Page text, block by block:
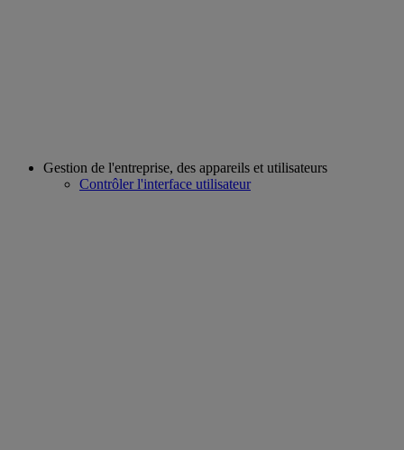
Gestion de l'entreprise, des appareils et utilisateurs
Contrôler l'interface utilisateur